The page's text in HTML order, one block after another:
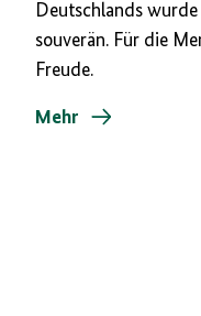
Deutschlands
souverän. Für die
Freude.
Mehr